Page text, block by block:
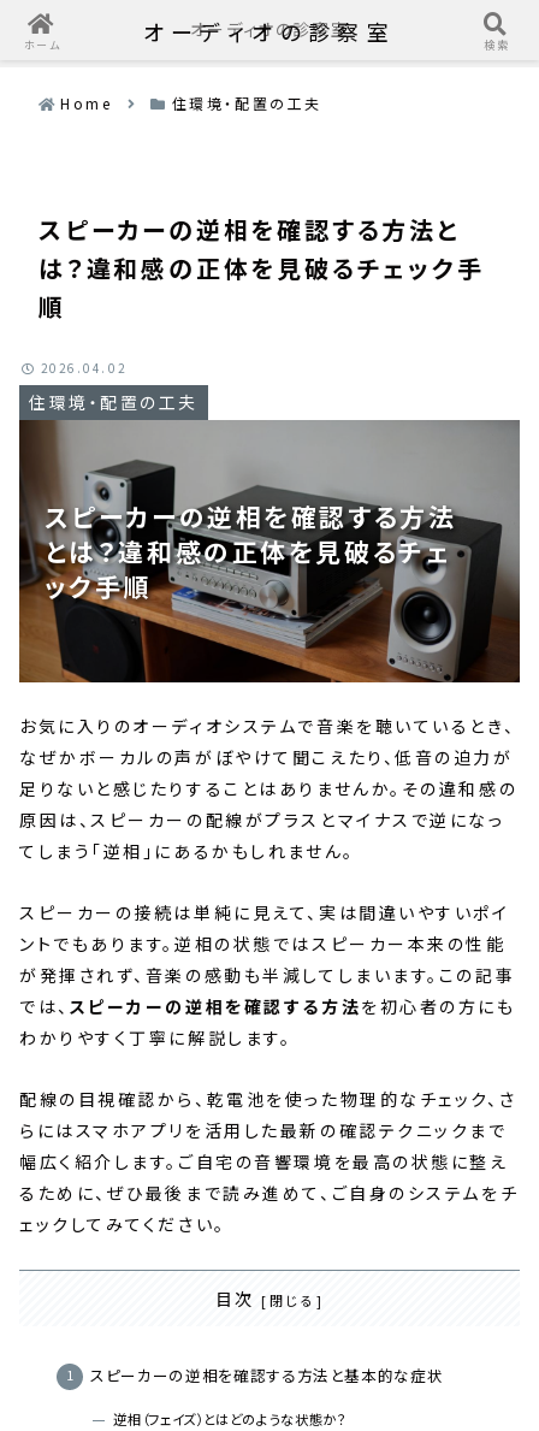
オーディオの診察室
Home 住環境・配置の工夫
スピーカーの逆相を確認する方法と
は？違和感の正体を見破るチェック手
順
スピーカーの逆相を確認する方法
とは？違和感の正体を見破るチェ
ック手順
住環境・配置の工夫
2026.04.02
お気に入りのオーディオシステムで音楽を聴いているとき、
なぜかボーカルの声がぼやけて聞こえたり、低音の迫力が
足りないと感じたりすることはありませんか。その違和感の
原因は、スピーカーの配線がプラスとマイナスで逆になっ
てしまう「逆相」にあるかもしれません。
スピーカーの接続は単純に見えて、実は間違いやすいポイ
ントでもあります。逆相の状態ではスピーカー本来の性能
が発揮されず、音楽の感動も半減してしまいます。この記事
では、 スピーカーの逆相を確認する方法を初心者の方にも
わかりやすく丁寧に解説します。
配線の目視確認から、乾電池を使った物理的なチェック、さ
らにはスマホアプリを活用した最新の確認テクニックまで
幅広く紹介します。ご自宅の音響環境を最高の状態に整え
るために、ぜひ最後まで読み進めて、ご自身のシステムをチ
ェックしてみてください。
目次
スピーカーの逆相を確認する方法と基本的な症状
逆相（フェイズ）とはどのような状態か？
ホーム
オーディオの診察室
検索